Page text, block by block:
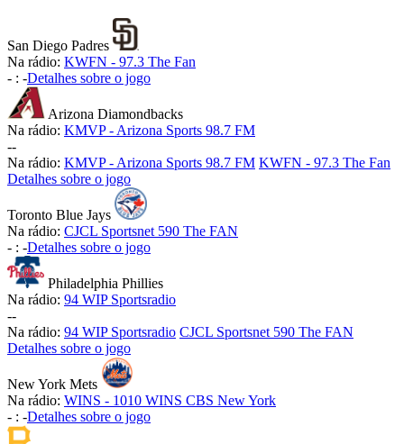
San Diego Padres
Na rádio: KWFN - 97.3 The Fan
- : -Detalhes sobre o jogo
Arizona Diamondbacks
Na rádio: KMVP - Arizona Sports 98.7 FM
--
Na rádio: KMVP - Arizona Sports 98.7 FM KWFN - 97.3 The Fan
Detalhes sobre o jogo
Toronto Blue Jays
Na rádio: CJCL Sportsnet 590 The FAN
- : -Detalhes sobre o jogo
Philadelphia Phillies
Na rádio: 94 WIP Sportsradio
--
Na rádio: 94 WIP Sportsradio CJCL Sportsnet 590 The FAN
Detalhes sobre o jogo
New York Mets
Na rádio: WINS - 1010 WINS CBS New York
- : -Detalhes sobre o jogo